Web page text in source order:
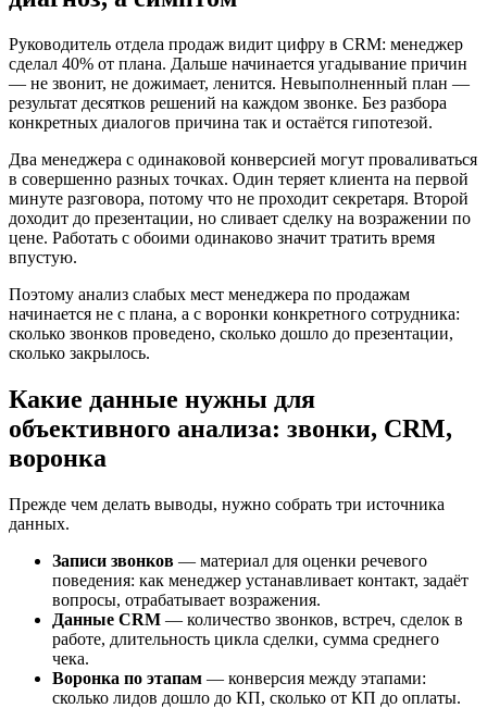
Руководитель отдела продаж видит цифру в CRM: менеджер
сделал 40% от плана. Дальше начинается угадывание причин
— не звонит, не дожимает, ленится. Невыполненный план —
результат десятков решений на каждом звонке. Без разбора
конкретных диалогов причина так и остаётся гипотезой.
Два менеджера с одинаковой конверсией могут проваливаться
в совершенно разных точках. Один теряет клиента на первой
минуте разговора, потому что не проходит секретаря. Второй
доходит до презентации, но сливает сделку на возражении по
цене. Работать с обоими одинаково значит тратить время
впустую.
Поэтому анализ слабых мест менеджера по продажам
начинается не с плана, а с воронки конкретного сотрудника:
сколько звонков проведено, сколько дошло до презентации,
сколько закрылось.
Какие данные нужны для
объективного анализа: звонки, CRM,
воронка
Прежде чем делать выводы, нужно собрать три источника
данных.
Записи звонков — материал для оценки речевого
поведения: как менеджер устанавливает контакт, задаёт
вопросы, отрабатывает возражения.
Данные CRM — количество звонков, встреч, сделок в
работе, длительность цикла сделки, сумма среднего
чека.
Воронка по этапам — конверсия между этапами:
сколько лидов дошло до КП, сколько от КП до оплаты.